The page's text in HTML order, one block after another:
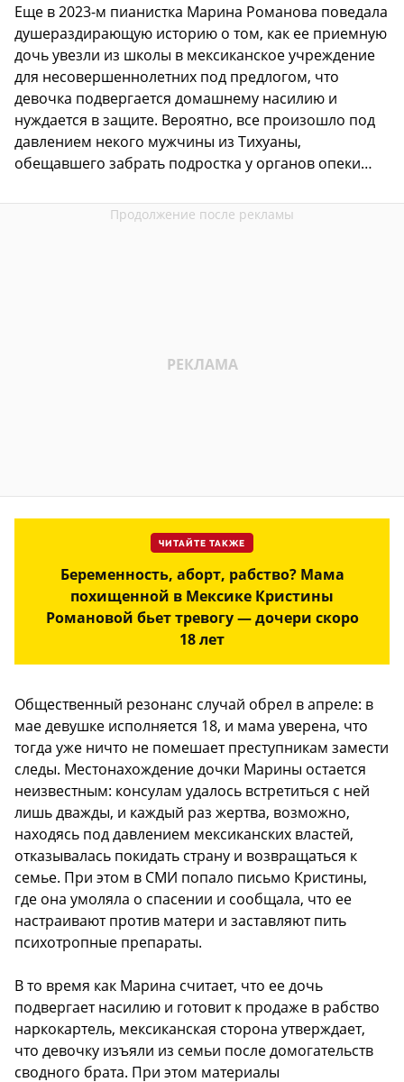
Еще в 2023-м пианистка Марина Романова поведала
душераздирающую историю о том, как ее приемную
дочь увезли из школы в мексиканское учреждение
для несовершеннолетних под предлогом, что
девочка подвергается домашнему насилию и
нуждается в защите. Вероятно, все произошло под
давлением некого мужчины из Тихуаны,
обещавшего забрать подростка у органов опеки…
ЧИТАЙТЕ ТАКЖЕ
Беременность, аборт, рабство? Мама
похищенной в Мексике Кристины
Романовой бьет тревогу — дочери скоро
18 лет
Общественный резонанс случай обрел в апреле: в
мае девушке исполняется 18, и мама уверена, что
тогда уже ничто не помешает преступникам замести
следы. Местонахождение дочки Марины остается
неизвестным: консулам удалось встретиться с ней
лишь дважды, и каждый раз жертва, возможно,
находясь под давлением мексиканских властей,
отказывалась покидать страну и возвращаться к
семье. При этом в СМИ попало письмо Кристины,
где она умоляла о спасении и сообщала, что ее
настраивают против матери и заставляют пить
психотропные препараты.
В то время как Марина считает, что ее дочь
подвергает насилию и готовит к продаже в рабство
наркокартель, мексиканская сторона утверждает,
что девочку изъяли из семьи после домогательств
сводного брата. При этом материалы